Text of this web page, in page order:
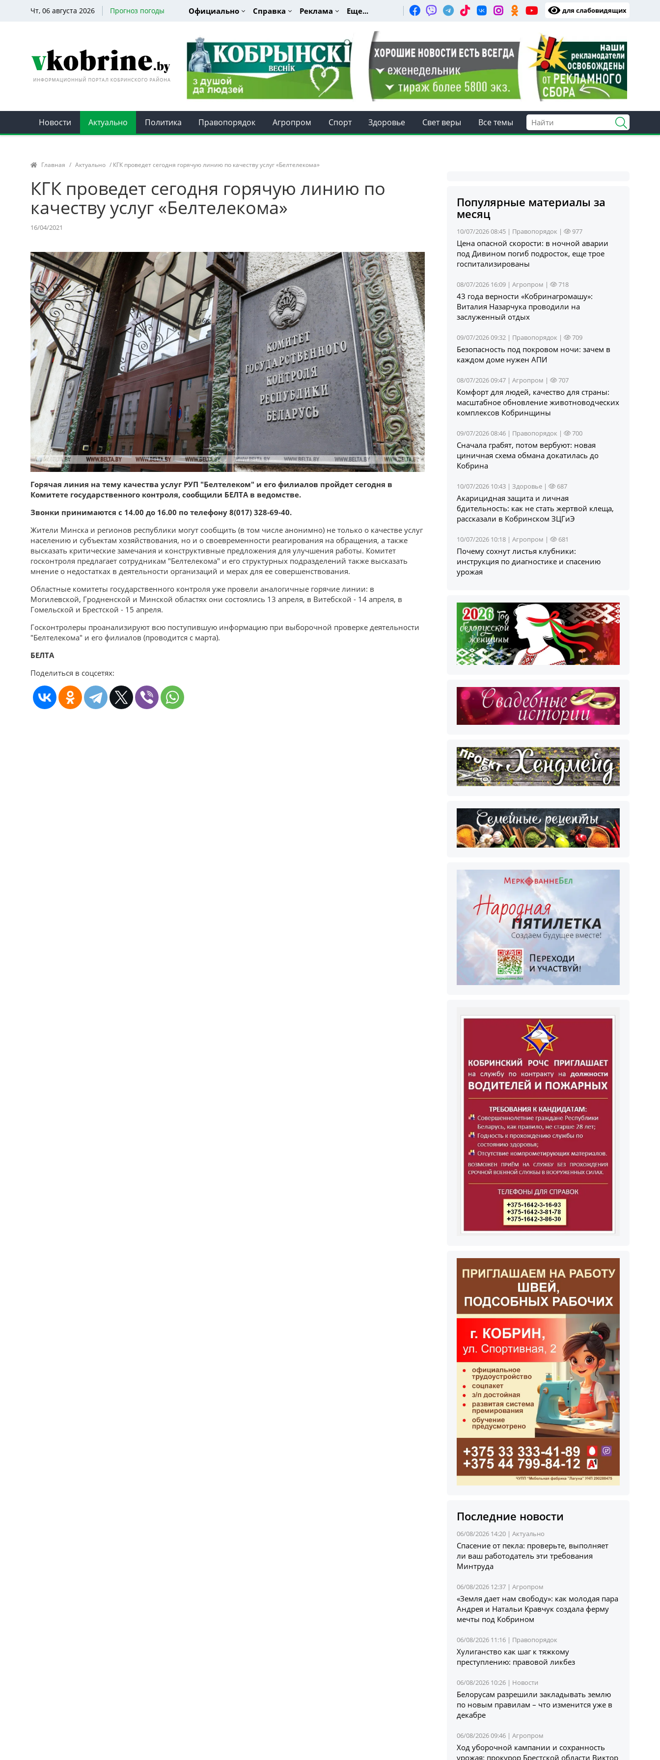
Чт, 06 августа 2026 Прогноз погоды Официально Справка Реклама Еще... для слабовидящих
Новости Актуально Политика Правопорядок Агропром Спорт Здоровье Свет веры Все темы
Главная / Актуально / КГК проведет сегодня горячую линию по качеству услуг «Белтелекома»
КГК проведет сегодня горячую линию по
качеству услуг «Белтелекома»
16/04/2021
Горячая линия на тему качества услуг РУП "Белтелеком" и его филиалов пройдет сегодня в
Комитете государственного контроля, сообщили БЕЛТА в ведомстве.
Звонки принимаются с 14.00 до 16.00 по телефону 8(017) 328-69-40.
Жители Минска и регионов республики могут сообщить (в том числе анонимно) не только о качестве услуг
населению и субъектам хозяйствования, но и о своевременности реагирования на обращения, а также
высказать критические замечания и конструктивные предложения для улучшения работы. Комитет
госконтроля предлагает сотрудникам "Белтелекома" и его структурных подразделений также высказать
мнение о недостатках в деятельности организаций и мерах для ее совершенствования.
Областные комитеты государственного контроля уже провели аналогичные горячие линии: в
Могилевской, Гродненской и Минской областях они состоялись 13 апреля, в Витебской - 14 апреля, в
Гомельской и Брестской - 15 апреля.
Госконтролеры проанализируют всю поступившую информацию при выборочной проверке деятельности
"Белтелекома" и его филиалов (проводится с марта).
БЕЛТА
Поделиться в соцсетях:
Популярные материалы за
месяц
10/07/2026 08:45 | Правопорядок | 977
Цена опасной скорости: в ночной аварии
под Дивином погиб подросток, еще трое
госпитализированы
08/07/2026 16:09 |Агропром | 718
43 года верности «Кобринагромашу»:
Виталия Назарчука проводили на
заслуженный отдых
09/07/2026 09:32 | Правопорядок | 709
Безопасность под покровом ночи: зачем в
каждом доме нужен АПИ
08/07/2026 09:47 |Агропром | 707
Комфорт для людей, качество для страны:
масштабное обновление животноводческих
комплексов Кобринщины
09/07/2026 08:46 | Правопорядок | 700
Сначала грабят, потом вербуют: новая
циничная схема обмана докатилась до
Кобрина
10/07/2026 10:43 |Здоровье | 687
Акарицидная защита и личная
бдительность: как не стать жертвой клеща,
рассказали в Кобринском ЗЦГиЭ
10/07/2026 10:18 |Агропром | 681
Почему сохнут листья клубники:
инструкция по диагностике и спасению
урожая
Последние новости
06/08/2026 14:20 |Актуально
Спасение от пекла: проверьте, выполняет
ли ваш работодатель эти требования
Минтруда
06/08/2026 12:37 |Агропром
«Земля дает нам свободу»: как молодая пара
Андрея и Натальи Кравчук создала ферму
мечты под Кобрином
06/08/2026 11:16 | Правопорядок
Хулиганство как шаг к тяжкому
преступлению: правовой ликбез
06/08/2026 10:26 | Новости
Белорусам разрешили закладывать землю
по новым правилам – что изменится уже в
декабре
06/08/2026 09:46 |Агропром
Ход уборочной кампании и сохранность
урожая: прокурор Брестской области Виктор